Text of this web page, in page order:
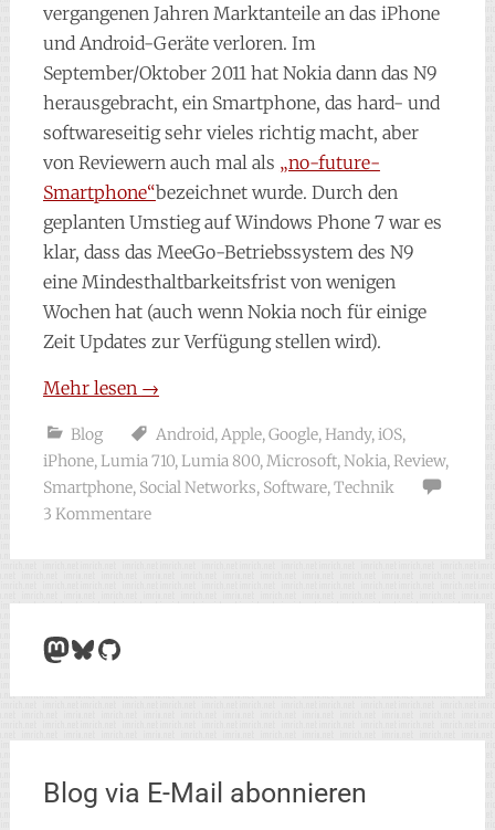
vergangenen Jahren Marktanteile an das iPhone
und Android-Geräte verloren. Im
September/Oktober 2011 hat Nokia dann das N9
herausgebracht, ein Smartphone, das hard- und
softwareseitig sehr vieles richtig macht, aber
von Reviewern auch mal als „no-future-
Smartphone“bezeichnet wurde. Durch den
geplanten Umstieg auf Windows Phone 7 war es
klar, dass das MeeGo-Betriebssystem des N9
eine Mindesthaltbarkeitsfrist von wenigen
Wochen hat (auch wenn Nokia noch für einige
Zeit Updates zur Verfügung stellen wird).
Mehr lesen →
Blog Android,Apple,Google,Handy,iOS,
iPhone,Lumia 710,Lumia 800,Microsoft,Nokia,Review,
Smartphone, Social Networks, Software,Technik
3 Kommentare
Mastodon
Bluesky
GitHub
Blog via E-Mail abonnieren